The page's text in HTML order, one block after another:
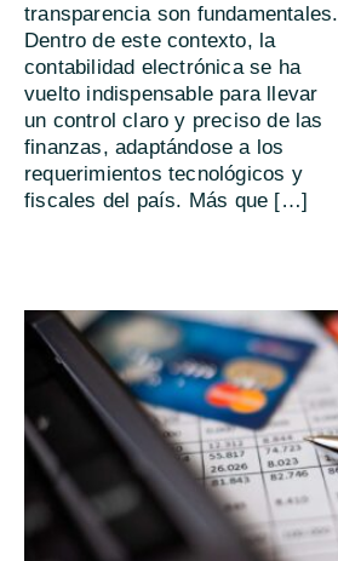
transparencia son fundamentales.
Dentro de este contexto, la
contabilidad electrónica se ha
vuelto indispensable para llevar
un control claro y preciso de las
finanzas, adaptándose a los
requerimientos tecnológicos y
fiscales del país. Más que […]